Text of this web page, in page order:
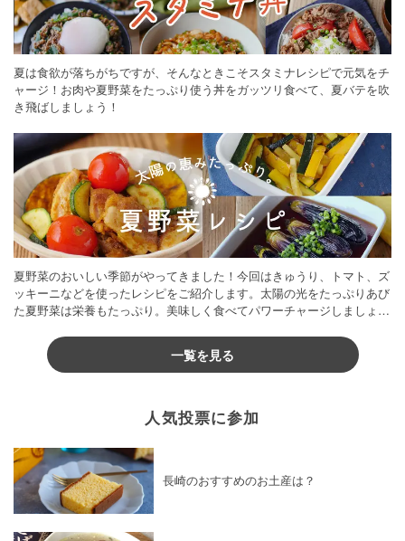
夏は食欲が落ちがちですが、そんなときこそスタミナレシピで元気をチ
ャージ！お肉や夏野菜をたっぷり使う丼をガッツリ食べて、夏バテを吹
き飛ばしましょう！
夏野菜のおいしい季節がやってきました！今回はきゅうり、トマト、ズ
ッキーニなどを使ったレシピをご紹介します。太陽の光をたっぷりあび
た夏野菜は栄養もたっぷり。美味しく食べてパワーチャージしましょう
一覧を見る
人気投票に参加
長崎のおすすめのお土産は？